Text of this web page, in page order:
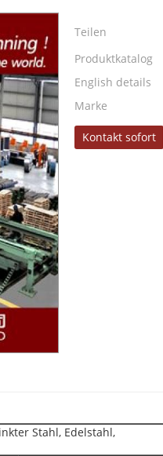
Teilen
Produktkatalog
English details
Marke
Kontakt sofort
Stahl, Edelstahl,